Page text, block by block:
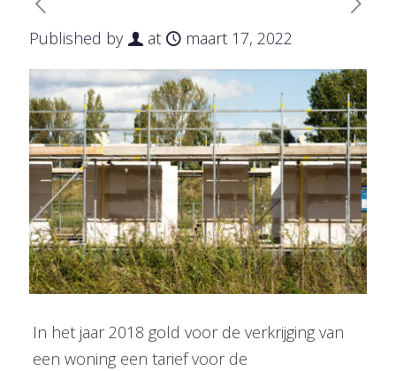
Published by at maart 17, 2022
In het jaar 2018 gold voor de verkrijging van
een woning een tarief voor de